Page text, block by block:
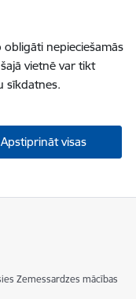
nepieciešamās
vietnē var tikt
sīkdatnes.
Apstiprināt visas
Zemessardzes mācības